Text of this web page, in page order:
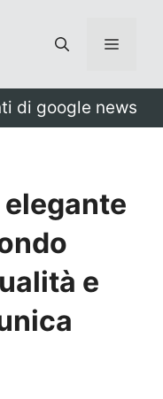
Menu
di google news
e